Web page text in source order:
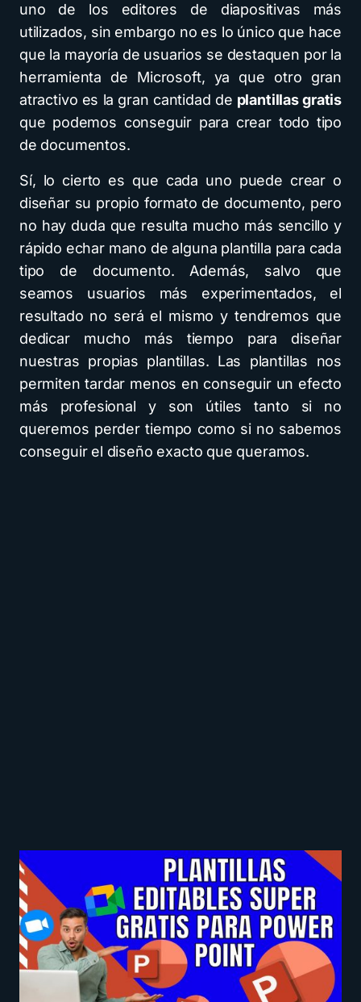
uno de los editores de diapositivas más
utilizados, sin embargo no es lo único que hace
que la mayoría de usuarios se destaquen por la
herramienta de Microsoft, ya que otro gran
atractivo es la gran cantidad de plantillas gratis
que podemos conseguir para crear todo tipo
de documentos.
Sí, lo cierto es que cada uno puede crear o
diseñar su propio formato de documento, pero
no hay duda que resulta mucho más sencillo y
rápido echar mano de alguna plantilla para cada
tipo de documento. Además, salvo que
seamos usuarios más experimentados, el
resultado no será el mismo y tendremos que
dedicar mucho más tiempo para diseñar
nuestras propias plantillas. Las plantillas nos
permiten tardar menos en conseguir un efecto
más profesional y son útiles tanto si no
queremos perder tiempo como si no sabemos
conseguir el diseño exacto que queramos.